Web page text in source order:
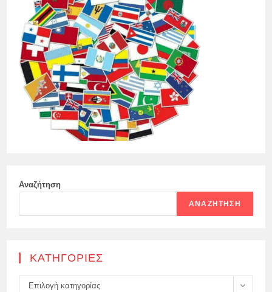
Αναζήτηση
ΑΝΑΖΉΤΗΣΗ
KΑΤΗΓΟΡΊΕΣ
Kατηγορίες
Επιλογή κατηγορίας